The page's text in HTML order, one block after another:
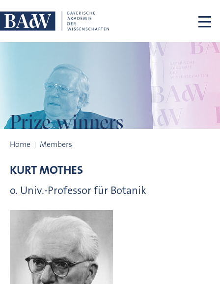
Prize winners
Home Members
KURTMOTHES
o. Univ.-Professor für Botanik